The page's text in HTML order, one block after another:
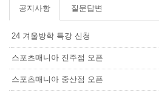
공지사항 질문답변
24 겨울방학 특강 신청
스포츠매니아 진주점 오픈
스포츠매니아 중산점 오픈